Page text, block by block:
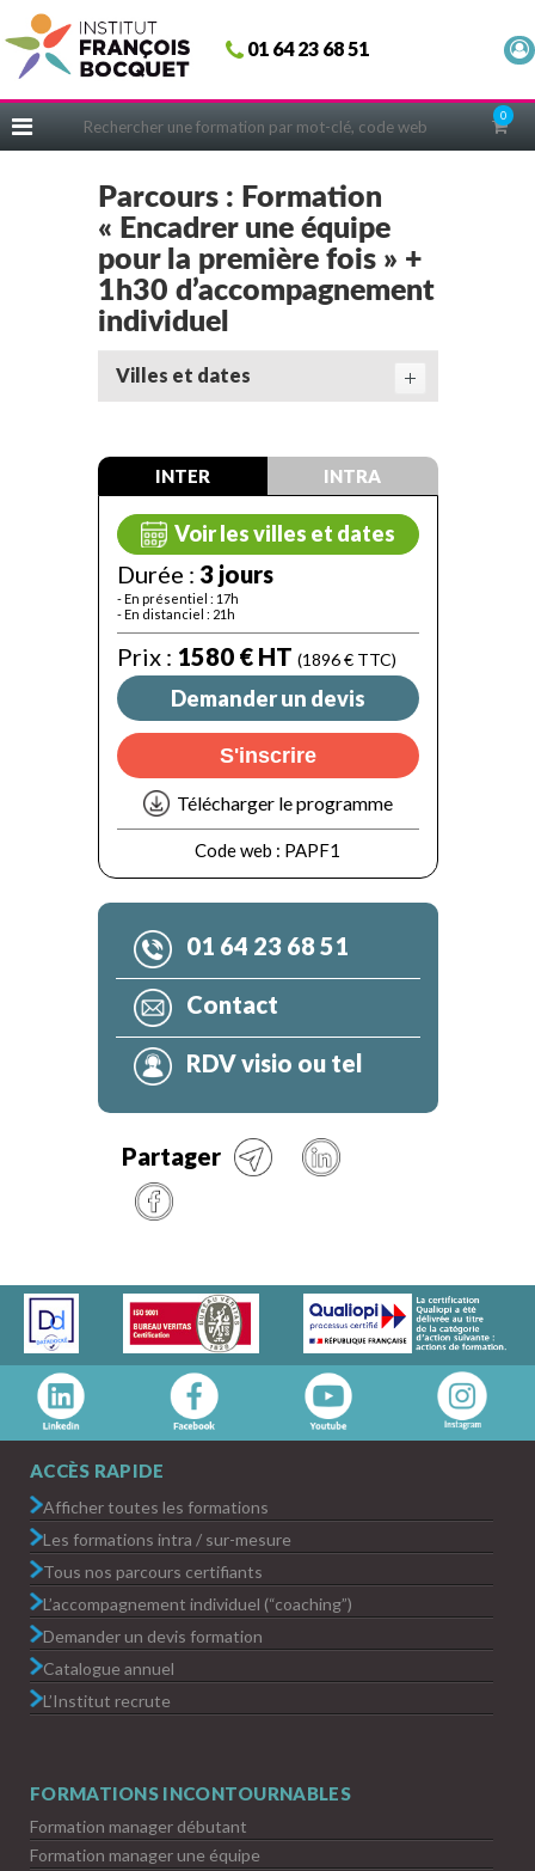
01 64 23 68 51
0
Fermer
ACCUEIL
CERIFICATIONS
INTRAS | SUR-MESURE
COACHING
EN PRATIQUE
NOUS CONNAÎTRE
CONSEILS MICRO-COACHING
QUESTIONNAIRE GRATUIT
Parcours : Formation
« Encadrer une équipe
pour la première fois » +
1h30 d’accompagnement
individuel
Villes et dates
INTER
Voir les villes et dates
Durée : 3 jours
- En présentiel : 17h
- En distanciel : 21h
Prix : 1580 € HT (1896 € TTC)
Demander un devis
S'inscrire
Télécharger le programme
Code web : PAPF1
INTRA
01 64 23 68 51
Contact
RDV visio ou tel
Partager
ACCÈS RAPIDE
Afficher toutes les formations
Les formations intra / sur-mesure
Tous nos parcours certifiants
L’accompagnement individuel (“coaching”)
Demander un devis formation
Catalogue annuel
L’Institut recrute
FORMATIONS INCONTOURNABLES
Formation manager débutant
Formation manager une équipe